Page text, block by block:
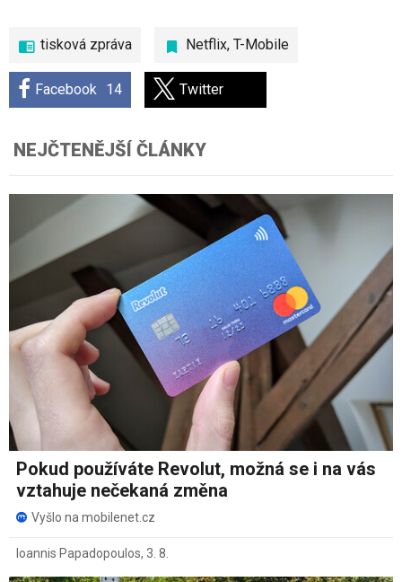
tisková zpráva Netflix, T-Mobile
Facebook 14 Twitter
NEJČTENĚJŠÍ ČLÁNKY
Pokud používáte Revolut, možná se i na vás
vztahuje nečekaná změna
Vyšlo na mobilenet.cz
Ioannis Papadopoulos, 3. 8.